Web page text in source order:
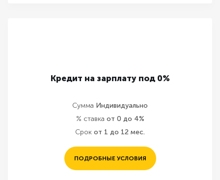
Кредит на зарплату под 0%
Сумма Индивидуально
% ставка от 0 до 4%
Срок от 1 до 12 мес.
ПОДРОБНЫЕ УСЛОВИЯ